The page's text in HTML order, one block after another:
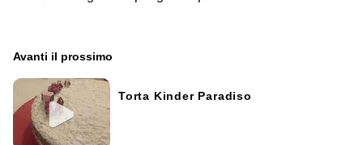
Avanti il ​​prossimo
Torta Kinder Paradiso